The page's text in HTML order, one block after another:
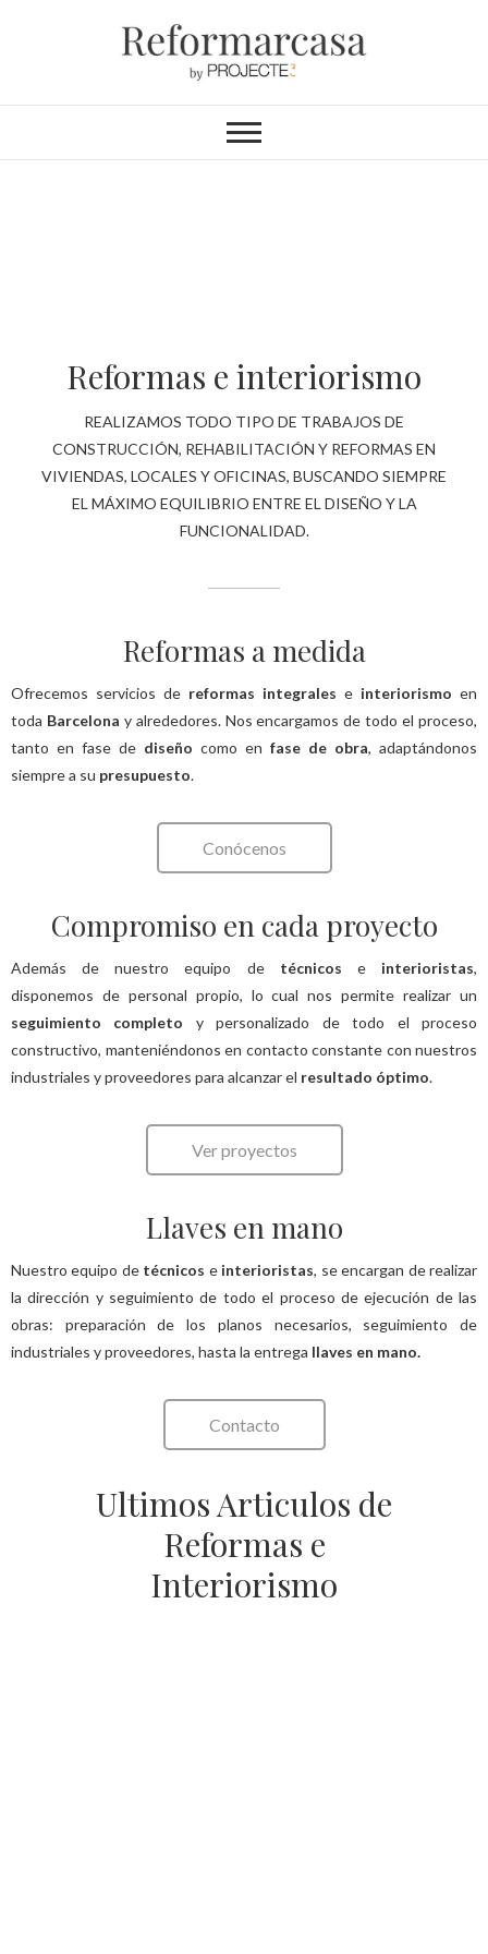
Reformarcasa
Reinventamos
tu espacio
viviendas, oficinas y
locales
Cocinas y baños
con personalidad
Cocinas y baños
con personalidad
Reformas e interiorismo
REALIZAMOS TODO TIPO DE TRABAJOS DE
CONSTRUCCIÓN, REHABILITACIÓN Y REFORMAS EN
VIVIENDAS, LOCALES Y OFICINAS, BUSCANDO SIEMPRE
EL MÁXIMO EQUILIBRIO ENTRE EL DISEÑO Y LA
FUNCIONALIDAD.
Reformas a medida
Ofrecemos servicios de reformas integrales e interiorismo en
toda Barcelona y alrededores. Nos encargamos de todo el proceso,
tanto en fase de diseño como en fase de obra, adaptándonos
siempre a su presupuesto.
Conócenos
Compromiso en cada proyecto
Además de nuestro equipo de técnicos e interioristas,
disponemos de personal propio, lo cual nos permite realizar un
seguimiento completo y personalizado de todo el proceso
constructivo, manteniéndonos en contacto constante con nuestros
industriales y proveedores para alcanzar el resultado óptimo.
Ver proyectos
Llaves en mano
Nuestro equipo de técnicos einterioristas, se encargan de realizar
la dirección y seguimiento de todo el proceso de ejecución de las
obras: preparación de los planos necesarios, seguimiento de
industriales y proveedores, hasta la entrega llaves en mano.
Contacto
Ultimos Articulos de
Reformas e
Interiorismo